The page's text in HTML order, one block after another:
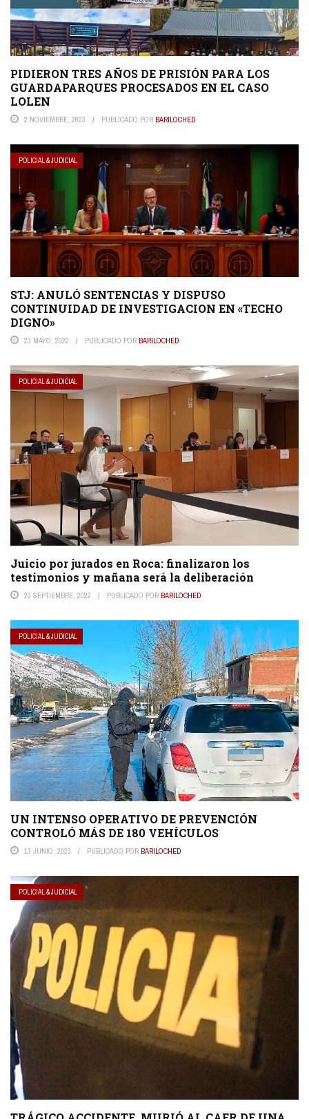
PIDIERON TRES AÑOS DE PRISIÓN PARA LOS
GUARDAPARQUES PROCESADOS EN EL CASO
LOLEN
2 NOVIEMBRE, 2023 PUBLICADO POR BARILOCHED
POLICIAL & JUDICIAL
STJ: ANULÓ SENTENCIAS Y DISPUSO
CONTINUIDAD DE INVESTIGACION EN «TECHO
DIGNO»
23 MAYO, 2022 PUBLICADO POR BARILOCHED
POLICIAL & JUDICIAL
Juicio por jurados en Roca: finalizaron los
testimonios y mañana será la deliberación
20 SEPTIEMBRE, 2022 PUBLICADO POR BARILOCHED
POLICIAL & JUDICIAL
UN INTENSO OPERATIVO DE PREVENCIÓN
CONTROLÓ MÁS DE 180 VEHÍCULOS
13 JUNIO, 2023 PUBLICADO POR BARILOCHED
POLICIAL & JUDICIAL